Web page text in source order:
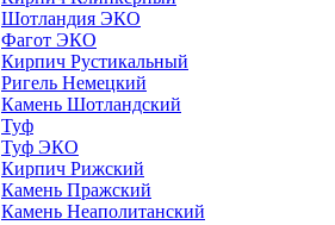
Шотландия ЭКО
Фагот ЭКО
Кирпич Рустикальный
Ригель Немецкий
Камень Шотландский
Туф
Туф ЭКО
Кирпич Рижский
Камень Пражский
Камень Неаполитанский